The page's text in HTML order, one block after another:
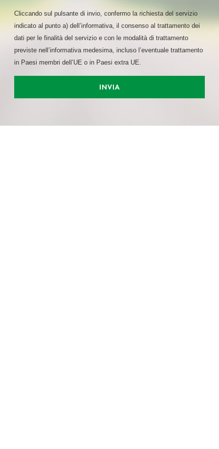
Cliccando sul pulsante di invio, confermo la richiesta del servizio
indicato al punto a) dell’informativa, il consenso al trattamento dei
dati per le finalità del servizio e con le modalità di trattamento
previste nell’informativa medesima, incluso l’eventuale trattamento
in Paesi membri dell’UE o in Paesi extra UE.
INVIA